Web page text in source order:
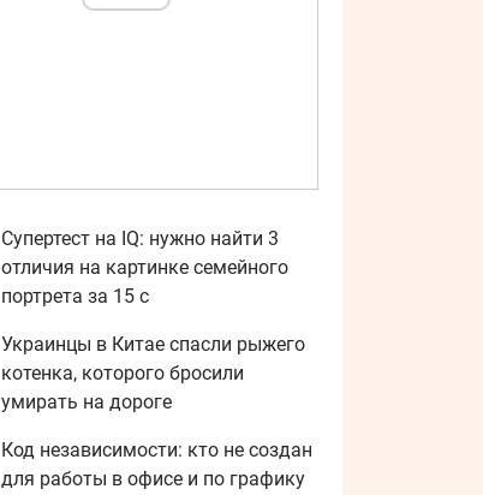
Супертест на IQ: нужно найти 3
отличия на картинке семейного
портрета за 15 с
Украинцы в Китае спасли рыжего
котенка, которого бросили
умирать на дороге
Код независимости: кто не создан
для работы в офисе и по графику